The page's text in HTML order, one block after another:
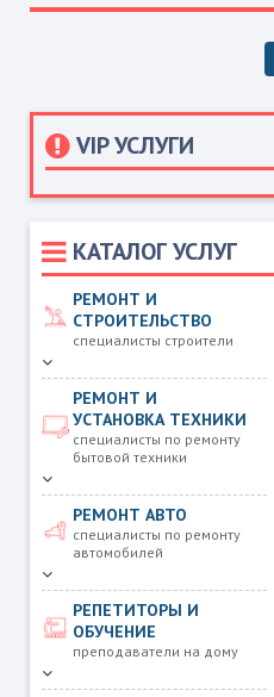
VIP УСЛУГИ
КАТАЛОГ УСЛУГ
РЕМОНТ И
СТРОИТЕЛЬСТВО
специалисты строители
РЕМОНТ И
УСТАНОВКА ТЕХНИКИ
специалисты по ремонту
бытовой техники
РЕМОНТ АВТО
специалисты по ремонту
автомобилей
РЕПЕТИТОРЫ И
ОБУЧЕНИЕ
преподаватели на дому